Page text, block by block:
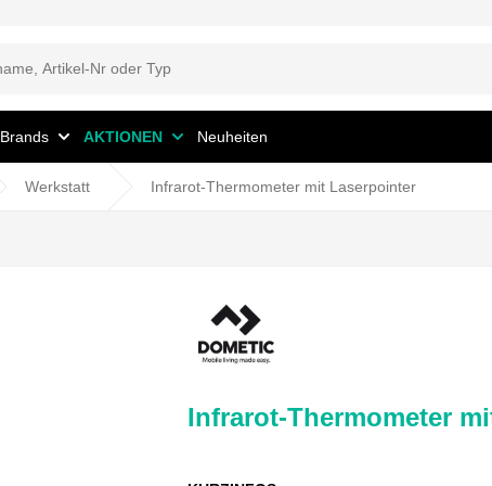
Brands AKTIONEN Neuheiten
Werkstatt Infrarot-Thermometer mit Laserpointer
Infrarot-Thermometer